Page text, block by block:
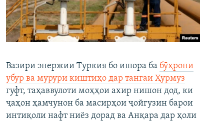
Вазири энержии Туркия бо ишора ба бӯҳрони
убур ва мурури киштиҳо дар тангаи Ҳурмуз
гуфт, таҳаввулоти моҳҳои ахир нишон дод, ки
ҷаҳон ҳамчунон ба масирҳои ҷойгузин барои
интиқоли нафт ниёз дорад ва Анқара дар ҳоли